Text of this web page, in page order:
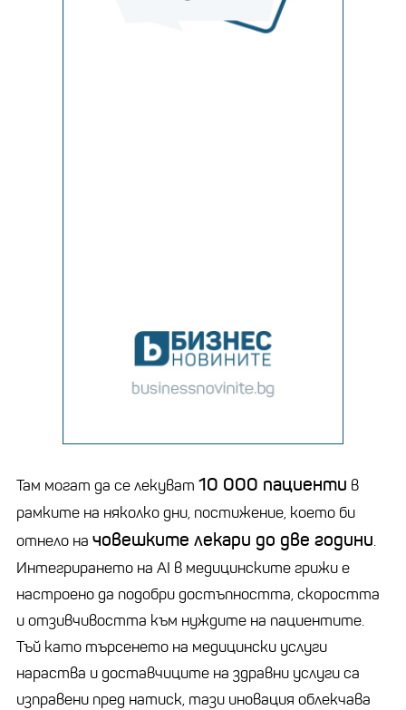
Там могат да се лекуват 10 000 пациенти в
рамките на няколко дни, постижение, което би
отнело на човешките лекари до две години.
Интегрирането на AI в медицинските грижи е
настроено да подобри достъпността, скоростта
и отзивчивостта към нуждите на пациентите.
Тъй като търсенето на медицински услуги
нараства и доставчиците на здравни услуги са
изправени пред натиск, тази иновация облекчава